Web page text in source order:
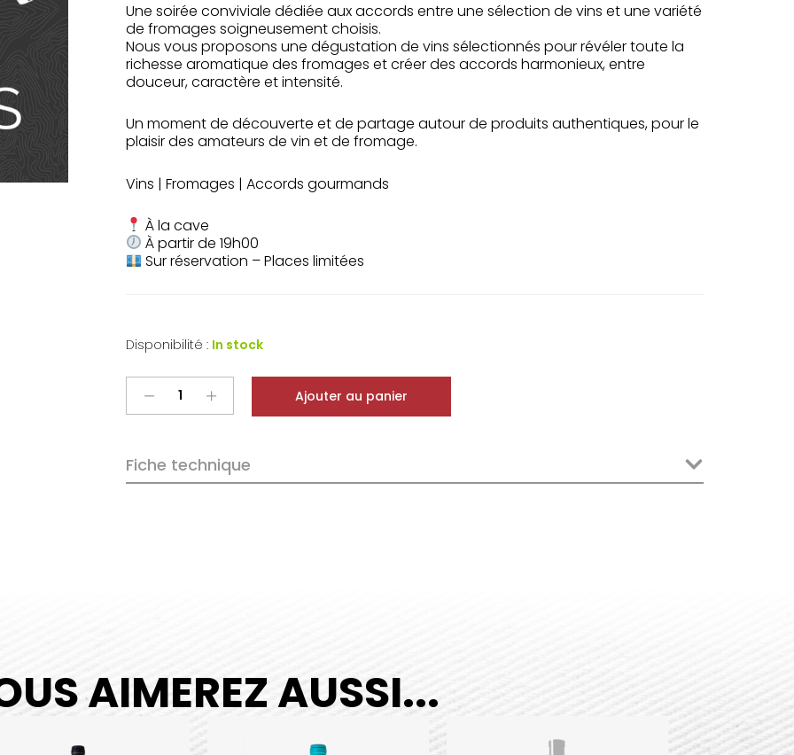
Une soirée conviviale dédiée aux accords entre une sélection de vins et une variété
de fromages soigneusement choisis.
Nous vous proposons une dégustation de vins sélectionnés pour révéler toute la
richesse aromatique des fromages et créer des accords harmonieux, entre
douceur, caractère et intensité.
Un moment de découverte et de partage autour de produits authentiques, pour le
plaisir des amateurs de vin et de fromage.
Vins | Fromages | Accords gourmands
À la cave
À partir de 19h00
Sur réservation – Places limitées
Disponibilité : In stock
SOIREE
quantity
Ajouter au panier
Fiche technique
AIMEREZ AUSSI...